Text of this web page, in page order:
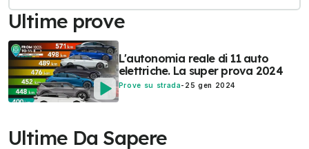
Ultime prove
L'autonomia reale di 11 auto
elettriche. La super prova 2024
Prove su strada- 25 gen 2024
Ultime Da Sapere